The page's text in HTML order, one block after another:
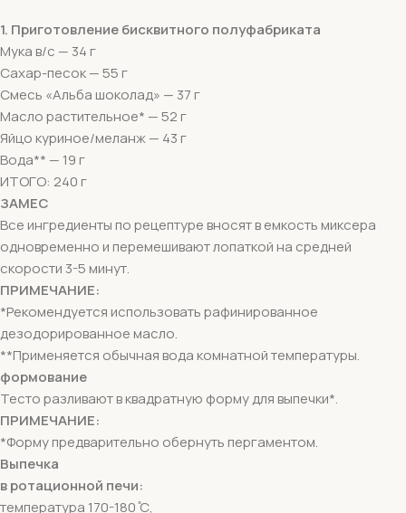
1. Приготовление бисквитного полуфабриката
Мука в/с — 34 г
Сахар-песок — 55 г
Смесь «Альба шоколад» — 37 г
Масло растительное* — 52 г
Яйцо куриное/меланж — 43 г
Вода** — 19 г
ИТОГО: 240 г
ЗАМЕС
Все ингредиенты по рецептуре вносят в емкость миксера
одновременно и перемешивают лопаткой на средней
скорости 3-5 минут.
ПРИМЕЧАНИЕ:
*Рекомендуется использовать рафинированное
дезодорированное масло.
**Применяется обычная вода комнатной температуры.
формование
Тесто разливают в квадратную форму для выпечки*.
ПРИМЕЧАНИЕ:
*Форму предварительно обернуть пергаментом.
Выпечка
в ротационной печи:
температура 170-180 ̊С,